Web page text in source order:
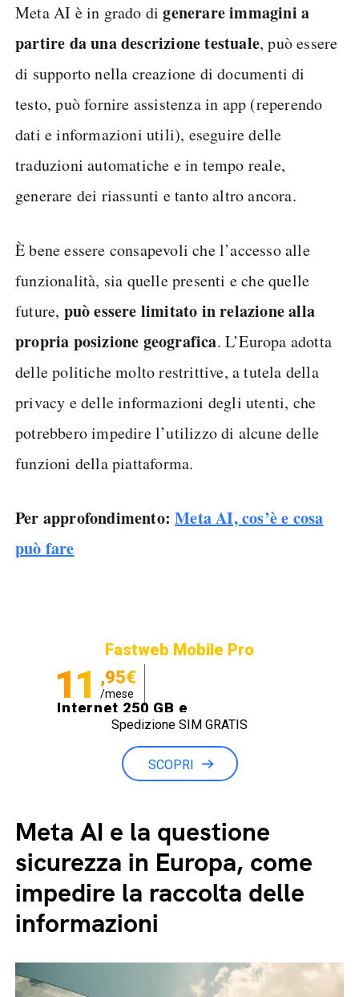
Meta AI è in grado digenerare immagini a
partire da una descrizione testuale, può essere
di supporto nella creazione di documenti di
testo, può fornire assistenza in app (reperendo
dati e informazioni utili), eseguire delle
traduzioni automatiche e in tempo reale,
generare dei riassunti e tanto altro ancora.
È bene essere consapevoli che l’accesso alle
funzionalità, sia quelle presenti e che quelle
future, può essere limitato in relazione alla
propria posizione geografica. L’Europa adotta
delle politiche molto restrittive, a tutela della
privacy e delle informazioni degli utenti, che
potrebbero impedire l’utilizzo di alcune delle
funzioni della piattaforma.
Per approfondimento:Meta AI, cos’è e cosa
può fare
Fastweb Mobile Pro
11 ,95€
/mese
Internet 250 GB e
Minuti illimitati
Spedizione SIM GRATIS
SCOPRI
Meta AI e la questione
sicurezza in Europa, come
impedire la raccolta delle
informazioni